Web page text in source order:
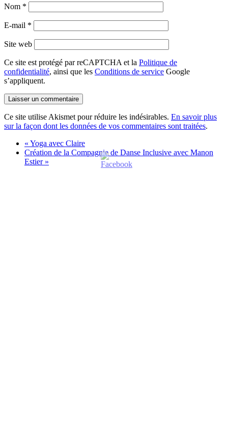
Nom *
E-mail *
Site web
Ce site est protégé par reCAPTCHA et la Politique de
confidentialité, ainsi que les Conditions de service Google
s’appliquent.
Ce site utilise Akismet pour réduire les indésirables. En savoir plus
sur la façon dont les données de vos commentaires sont traitées.
« Yoga avec Claire
Création de la Compagnie de Danse Inclusive avec Manon
Estier »